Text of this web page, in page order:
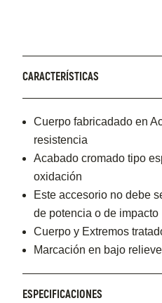
CARACTERÍSTICAS
Cuerpo fabricadado en
resistencia
Acabado cromado tipo
oxidación
Este accesorio no debe
de potencia o de impacto
Cuerpo y Extremos
Marcación en bajo relieve
ESPECIFICACIONES